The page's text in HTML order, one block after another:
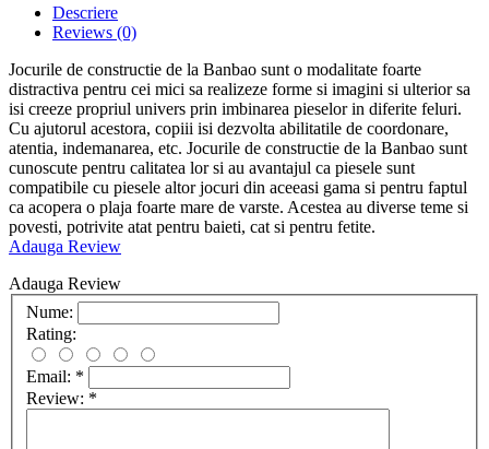
Descriere
Reviews (0)
Jocurile de constructie de la Banbao sunt o modalitate foarte
distractiva pentru cei mici sa realizeze forme si imagini si ulterior sa
isi creeze propriul univers prin imbinarea pieselor in diferite feluri.
Cu ajutorul acestora, copiii isi dezvolta abilitatile de coordonare,
atentia, indemanarea, etc. Jocurile de constructie de la Banbao sunt
cunoscute pentru calitatea lor si au avantajul ca piesele sunt
compatibile cu piesele altor jocuri din aceeasi gama si pentru faptul
ca acopera o plaja foarte mare de varste. Acestea au diverse teme si
povesti, potrivite atat pentru baieti, cat si pentru fetite.
Adauga Review
Adauga Review
Nume:
Rating:
Email: *
Review: *